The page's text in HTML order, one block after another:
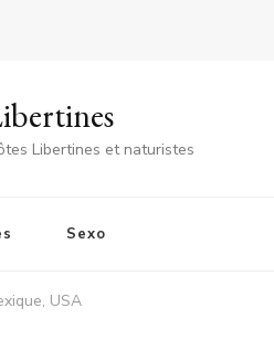
Libertines et naturistes
Sexo
USA